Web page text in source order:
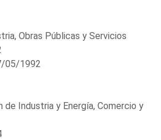
Obras Públicas y Servicios
05/1992
de Industria y Energía, Comercio y